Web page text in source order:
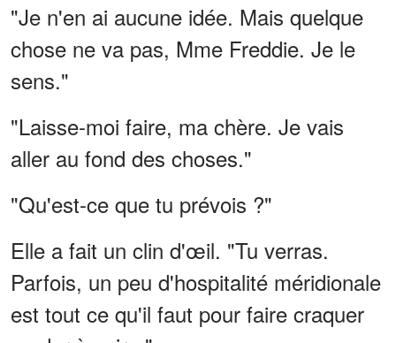
"Je n'en ai aucune idée. Mais quelque
chose ne va pas, Mme Freddie. Je le
sens."
"Laisse-moi faire, ma chère. Je vais
aller au fond des choses."
"Qu'est-ce que tu prévois ?"
Elle a fait un clin d'œil. "Tu verras.
Parfois, un peu d'hospitalité méridionale
est tout ce qu'il faut pour faire craquer